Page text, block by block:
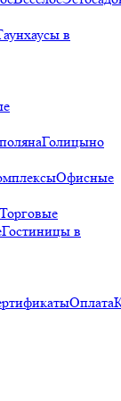
в
Голицыно
Офисные
Торговые
Гостиницы в
Оплата